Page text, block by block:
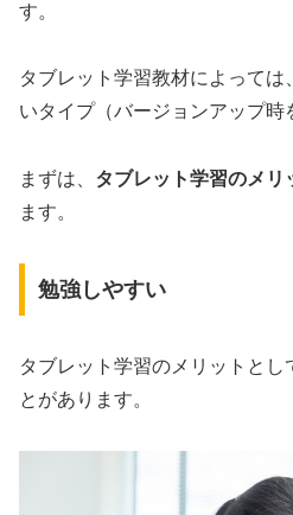
す。
タブレット学習教材によって
いタイプ（バージョンアップ時
まずは、 タブレット学習のメリ
ます。
勉強しやすい
タブレット学習のメリットとし
とがあります。